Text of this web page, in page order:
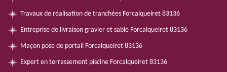
Travaux de réalisation de tranchées Forcalqueiret 83136
Entreprise de livraison gravier et sable Forcalqueiret 83136
Maçon pose de portail Forcalqueiret 83136
Expert en terrassement piscine Forcalqueiret 83136